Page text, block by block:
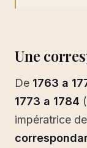
Une
De 1763 a
1773 a 1784
impératrice